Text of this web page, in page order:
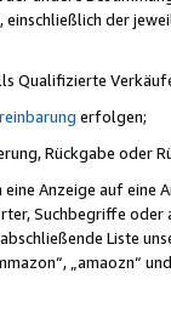
der
Qualifizierte
erfolgen;
Rückgabe oder
Anzeige auf
Suchbegriffe
Liste
„amaozn“